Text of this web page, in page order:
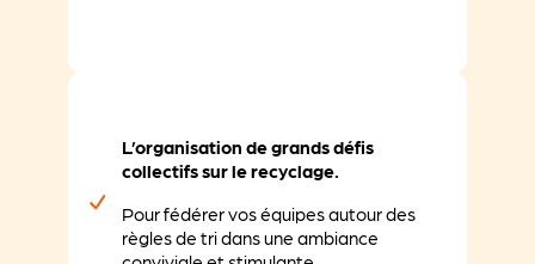
L’organisation de grands défis
collectifs sur le recyclage.
Pour fédérer vos équipes autour des
règles de tri dans une ambiance